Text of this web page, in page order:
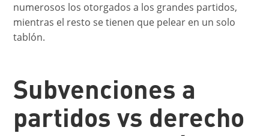
numerosos los otorgados a los grandes partidos,
mientras el resto se tienen que pelear en un solo
tablón.
Subvenciones a
partidos vs derecho